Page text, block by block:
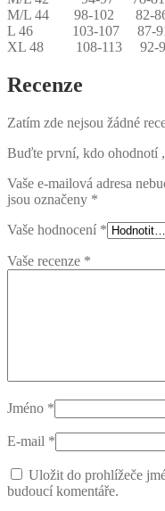
M/L 44 98-102 82-
L 46 103-107 87-
XL 48 108-113 92-
Recenze
Zatím zde nejsou žádné
Buďte první, kdo ohodnotí
Vaše e-mailová adresa
jsou označeny *
Vaše hodnocení *
Vaše recenze *
Jméno *
E-mail *
Uložit do prohlížeče
budoucí komentáře.